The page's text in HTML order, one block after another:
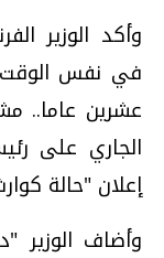
في نفس الوقت
عشرين عاما..
الجاري على
إعلان "حالة